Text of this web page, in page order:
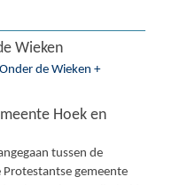
Wieken
de Wieken +
Hoek en
tussen de
Protestantse gemeente